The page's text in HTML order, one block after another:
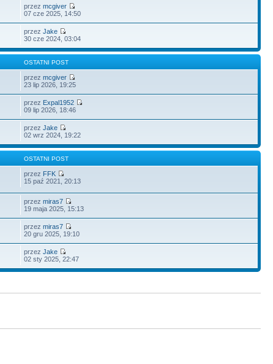
przezmcgiver
07 cze 2025, 14:50
przezJake
30 cze 2024, 03:04
OSTATNI POST
przezmcgiver
23 lip 2026, 19:25
przez Expal1952
09 lip 2026, 18:46
przezJake
02 wrz 2024, 19:22
OSTATNI POST
przez FFK
15 paź 2021, 20:13
przezmiras7
19 maja 2025, 15:13
przezmiras7
20 gru 2025, 19:10
przezJake
02 sty 2025, 22:47